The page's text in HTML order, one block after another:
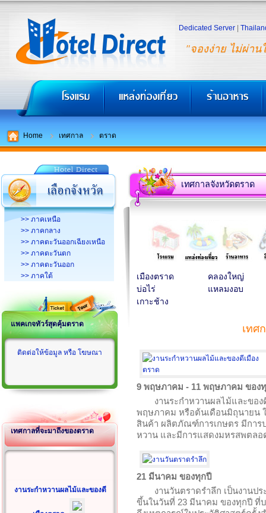
"จองง่าย ไม่ผ่าน
Dedicated Server
Home เทศกาล ตราด
>> ภาคเหนือ
>> ภาคกลาง
>> ภาคตะวันออกเฉียงเหนือ
>> ภาคตะวันตก
>> ภาคตะวันออก
>> ภาคใต้
แพคเกจทัวร์สุดคุ้มตราด
ติดต่อให้ข้อมูล หรือ โฆษณา
เทศกาลที่จะมาถึงของตราด
งานระกำหวานผลไม้และของดี
เทศกาลจังหวัดตราด
เมืองตราด
คลองใหญ่
บ่อไร่
แหลมงอบ
เกาะช้าง
เทศ
9 พฤษภาคม - 11 พฤษภาคม ของ
งานระกำหวานผลไม้และขอ
พฤษภาคม หรือต้นเดือนมิถุนายน
สินค้า ผลิตภัณฑ์การเกษตร มีการ
หวาน และมีการแสดงมหรสพตลอ
21 มีนาคม ของทุกปี
งานวันตราดรำลึก เป็นงาน
ขึ้นในวันที่ 23 มีนาคม ของทุกปี ที่